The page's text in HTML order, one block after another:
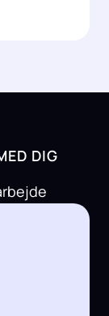
DIG